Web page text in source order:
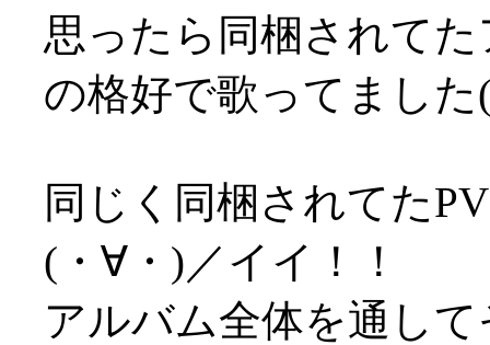
思ったら同梱されて
の格好で歌ってました
同じく同梱されてた
(・∀・)／イイ！！
アルバム全体を通し